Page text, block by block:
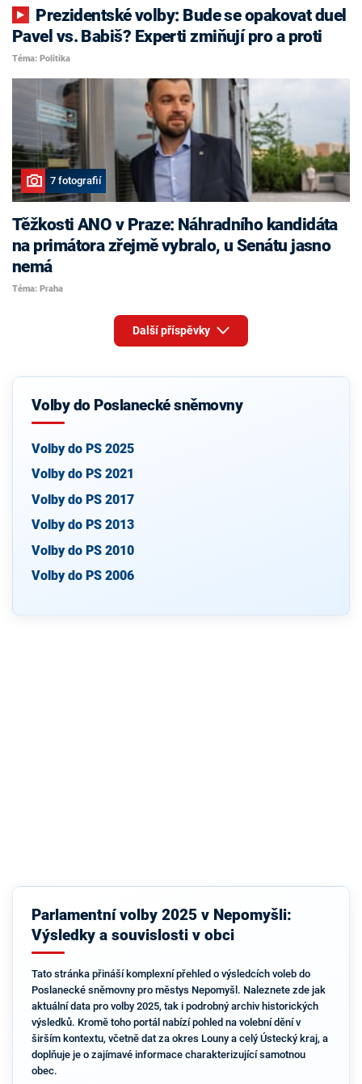
Pavel vs. Babiš? Experti zmiňují pro a proti
Téma: Politika
7 fotografií
Těžkosti ANO v Praze: Náhradního kandidáta
na primátora zřejmě vybralo, u Senátu jasno
nemá
Téma: Praha
Další příspěvky
Volby do Poslanecké sněmovny
Volby do PS 2025
Volby do PS 2021
Volby do PS 2017
Volby do PS 2013
Volby do PS 2010
Volby do PS 2006
Parlamentní volby 2025 v Nepomyšli:
Výsledky a souvislosti v obci
Tato stránka přináší komplexní přehled o výsledcích voleb do
Poslanecké sněmovny pro městys Nepomyšl. Naleznete zde jak
aktuální data pro volby 2025, tak i podrobný archiv historických
výsledků. Kromě toho portál nabízí pohled na volební dění v
širším kontextu, včetně dat za okres Louny a celý Ústecký kraj, a
doplňuje je o zajímavé informace charakterizující samotnou
obec.